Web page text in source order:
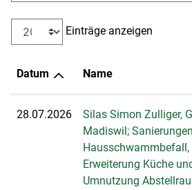
Einträge anzeigen
Datum Name
28.07.2026
Silas Simon Zulliger,
Madiswil;
Hausschwammbefall,
Erweiterung Küche
Umnutzung